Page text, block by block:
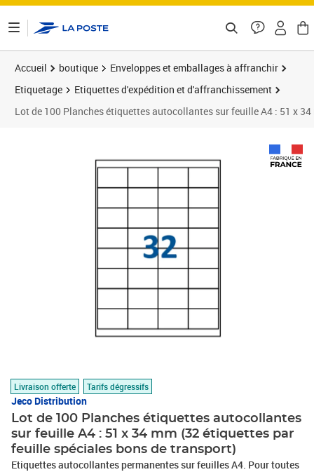
Accueil boutique
Enveloppes et emballages à affranchir
Etiquetage
Etiquettes d'expédition et d'affranchissement
Lot de 100 Planches étiquettes autocollantes sur feuille A4 : 51 x
Livraison offerte Tarifs dégressifs
Jeco Distribution
Lot de 100 Planches étiquettes autocollantes
sur feuille A4 : 51 x 34 mm (32 étiquettes par
feuille spéciales bons de transport)
Etiquettes autocollantes permanentes sur feuilles A4. Pour toutes